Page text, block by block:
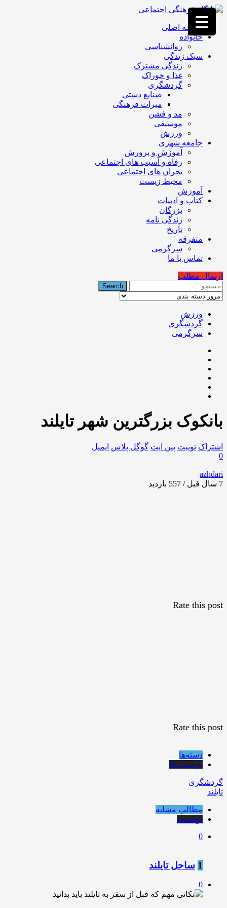
فصد
خون
غرب
تهران
خشکشویی
تصفیه
تهران
صفحه اصلی
خانواده
روانشناسی
سبک زندگی
زندگی مشترک
غذا و خوراک
گردشگری
صنایع دستی
میراث فرهنگی
مد و فشن
موسیقی
ورزش
جامعه شهری
آموزش و پرورش
رفاه و آسیب های اجتماعی
بحران های اجتماعی
محیط زیست
آموزش
کتاب و ادبیات
بزرگان
زندگی نامه
تاریخ
متفرقه
سرگرمی
تماس با ما
ارسال مطلب
ورزش
گردشگری
سرگرمی
بانکوک بزرگترین شهر تایلند
اشتراک توییت پین ایت گوگل‌ پلاس ایمیل
0
azhdari
7 سال قبل / 557
بازدید
Rate this post
Rate this post
دسته‌ها
برچسب‌ها
گردشگری
تایلند
مطالب مشابه
نویسنده
0
1 ساحل تایلند
0